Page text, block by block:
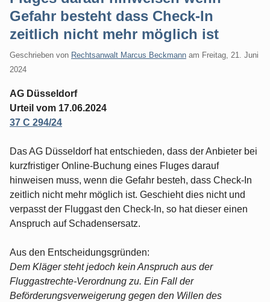
Gefahr besteht dass Check-In
zeitlich nicht mehr möglich ist
Geschrieben von Rechtsanwalt Marcus Beckmann am Freitag, 21. Juni
2024
AG Düsseldorf
Urteil vom 17.06.2024
37 C 294/24
Das AG Düsseldorf hat entschieden, dass der Anbieter bei
kurzfristiger Online-Buchung eines Fluges darauf
hinweisen muss, wenn die Gefahr besteh, dass Check-In
zeitlich nicht mehr möglich ist. Geschieht dies nicht und
verpasst der Fluggast den Check-In, so hat dieser einen
Anspruch auf Schadensersatz.
Aus den Entscheidungsgründen:
Dem Kläger steht jedoch kein Anspruch aus der
Fluggastrechte-Verordnung zu. Ein Fall der
Beförderungsverweigerung gegen den Willen des